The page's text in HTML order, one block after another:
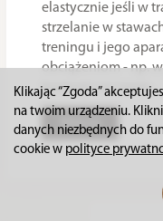
elastycznie jeśli w
strzelanie w
treningu i jego
obciążeniom - np.
kontuzji i w czasie...
Więcej
Klikając “Zgoda”
na twoim urządzeniu.
danych niezbędnych do
cookie w polityce